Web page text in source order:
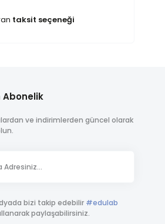
taksit seçeneği
Abonelik
ve indirimlerden güncel olarak
bizi takip edebilir #edulab
paylaşabilirsiniz.